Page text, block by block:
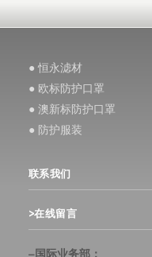
● 恒永滤材
● 欧标防护口罩
● 澳新标防护口罩
● 防护服装
联系我们
>在线留言
–国际业务部：